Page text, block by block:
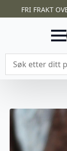
FRI FRAKT